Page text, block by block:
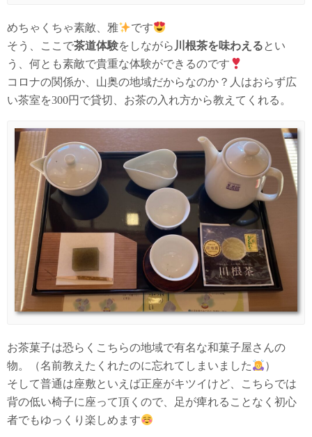
めちゃくちゃ素敵、雅
です
そう、ここで茶道体験をしながら 川根茶を味わえるとい
う、何とも素敵で貴重な体験ができるのです
コロナの関係か、山奥の地域だからなのか？人はおらず広
い茶室を300円で貸切、お茶の入れ方から教えてくれる。
お茶菓子は恐らくこちらの地域で有名な和菓子屋さんの
物。（名前教えたくれたのに忘れてしまいました
）
そして普通は座敷といえば正座がキツイけど、こちらでは
背の低い椅子に座って頂くので、足が痺れることなく初心
者でもゆっくり楽しめます